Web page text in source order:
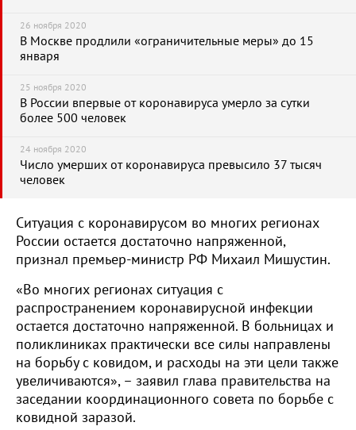
26 ноября 2020
В Москве продлили «ограничительные меры» до 15
января
25 ноября 2020
В России впервые от коронавируса умерло за сутки
более 500 человек
24 ноября 2020
Число умерших от коронавируса превысило 37 тысяч
человек
Ситуация с коронавирусом во многих регионах
России остается достаточно напряженной,
признал премьер-министр РФ Михаил Мишустин.
«Во многих регионах ситуация с
распространением коронавирусной инфекции
остается достаточно напряженной. В больницах и
поликлиниках практически все силы направлены
на борьбу с ковидом, и расходы на эти цели также
увеличиваются», – заявил глава правительства на
заседании координационного совета по борьбе с
ковидной заразой.